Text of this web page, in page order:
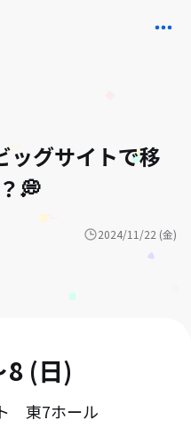
ッグサイトで移
💭
2024/11/22 (金)
8 (日)
東7ホール